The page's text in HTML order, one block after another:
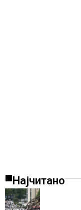
Најчитано